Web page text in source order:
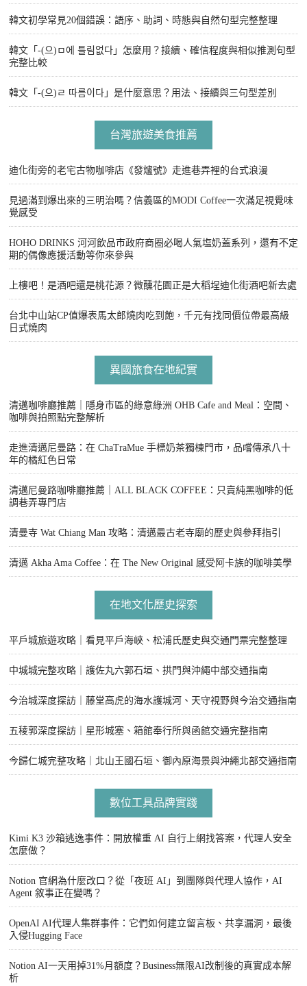
韓文初學常見20個錯誤：語序、助詞、時態與自然句型完整整理
韓文「-(으)ㅁ에 틀림없다」怎麼用？接續、確信程度與相似推測句型
完整比較
韓文「-(으)ㄹ 따름이다」是什麼意思？用法、接續與三句型差別
台灣旅遊美食推薦
迪化街旁的老宅古物咖啡店《發爐號》走進巷弄裡的台式浪漫
見過滿到爆出來的三明治嗎？信義區的MODI Coffee一次滿足視覺味
覺感受
HOHO DRINKS 河河飲品市政府商圈必喝人氣塩奶蓋系列，還有不定
期的偶像應援活動等你來參與
上樓吧！是酒吧還是桃花源？微醺花園正是大稻埕迪化街酒吧新去處
台北中山站CP值爆表馬太郎燒肉吃到飽，千元有找同價位帶最高級
日式燒肉
異國旅食在地紀實
清邁咖啡廳推薦｜隱身市區的綠意綠洲 OHB Cafe and Meal：空間、
咖啡與拍照點完整解析
走進清邁尼曼路：在 ChaTraMue 手標奶茶獨棟門市，品嚐傳承八十
年的橘紅色日常
清邁尼曼路咖啡廳推薦｜ALL BLACK COFFEE：只賣純黑咖啡的低
調巷弄專門店
清曼寺 Wat Chiang Man 攻略：清邁最古老寺廟的歷史與參拜指引
清邁 Akha Ama Coffee：在 The New Original 感受阿卡族的咖啡美學
在地文化歷史探索
平戶城旅遊攻略｜看見平戶海峽、松浦氏歷史與交通門票完整整理
中城城完整攻略｜護佐丸六郭石垣、拱門與沖繩中部交通指南
今治城深度探訪｜藤堂高虎的海水護城河、天守視野與今治交通指南
五稜郭深度探訪｜星形城塞、箱館奉行所與函館交通完整指南
今歸仁城完整攻略｜北山王國石垣、御內原海景與沖繩北部交通指南
數位工具品牌實踐
Kimi K3 沙箱逃逸事件：開放權重 AI 自行上網找答案，代理人安全
怎麼做？
Notion 官網為什麼改口？從「夜班 AI」到團隊與代理人協作，AI
Agent 敘事正在變嗎？
OpenAI AI代理人集群事件：它們如何建立留言板、共享漏洞，最後
入侵Hugging Face
Notion AI一天用掉31%月額度？Business無限AI改制後的真實成本解
析